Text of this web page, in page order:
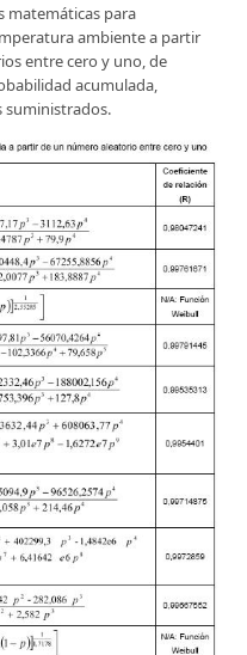
matemáticas para
ambiente a partir
entre cero y uno, de
acumulada,
suministrados.